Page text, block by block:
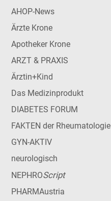
AHOP-News
Ärzte Krone
Apotheker Krone
ARZT & PRAXIS
Ärztin+Kind
Das Medizinprodukt
DIABETES FORUM
FAKTEN der Rheumatologie
GYN-AKTIV
neurologisch
NEPHROScript
PHARMAustria